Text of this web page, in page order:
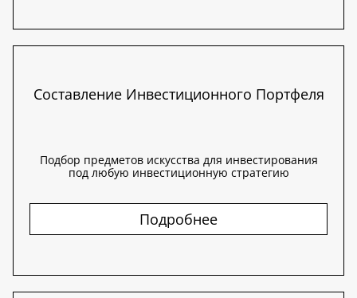
Составление Инвестиционного Портфеля
Подбор предметов искусства для инвестирования
под любую инвестиционную стратегию
Подробнее